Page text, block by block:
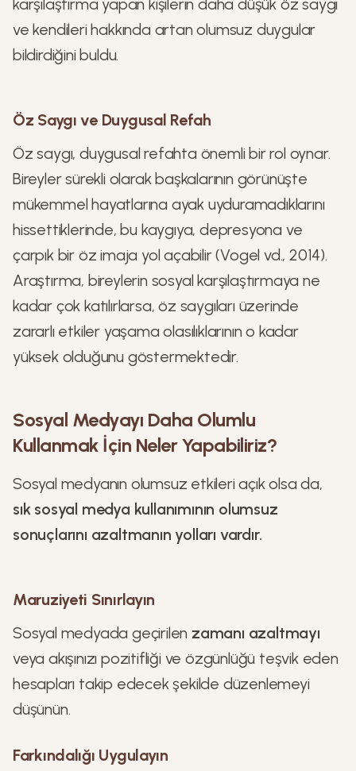
karşılaştırma yapan kişilerin daha düşük öz saygı
ve kendileri hakkında artan olumsuz duygular
bildirdiğini buldu.
Öz Saygı ve Duygusal Refah
Öz saygı, duygusal refahta önemli bir rol oynar.
Bireyler sürekli olarak başkalarının görünüşte
mükemmel hayatlarına ayak uyduramadıklarını
hissettiklerinde, bu kaygıya, depresyona ve
çarpık bir öz imaja yol açabilir (Vogel vd., 2014).
Araştırma, bireylerin sosyal karşılaştırmaya ne
kadar çok katılırlarsa, öz saygıları üzerinde
zararlı etkiler yaşama olasılıklarının o kadar
yüksek olduğunu göstermektedir.
Sosyal Medyayı Daha Olumlu
Kullanmak İçin Neler Yapabiliriz?
Sosyal medyanın olumsuz etkileri açık olsa da,
sık sosyal medya kullanımının olumsuz
sonuçlarını azaltmanın yolları vardır.
Maruziyeti Sınırlayın
Sosyal medyada geçirilen zamanı azaltmayı
veya akışınızı pozitifliği ve özgünlüğü teşvik eden
hesapları takip edecek şekilde düzenlemeyi
düşünün.
Farkındalığı Uygulayın